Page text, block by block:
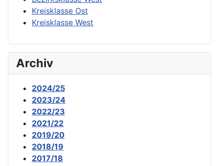
Kreisklasse Ost
Kreisklasse West
Archiv
2024/25
2023/24
2022/23
2021/22
2019/20
2018/19
2017/18